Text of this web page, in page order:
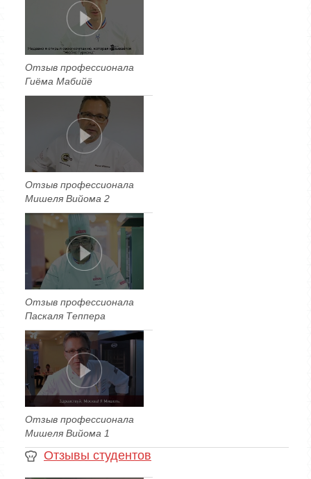
Отзыв профессионала
Гиёма Мабийё
Отзыв профессионала
Мишеля Вийома 2
Отзыв профессионала
Паскаля Теппера
Отзыв профессионала
Мишеля Вийома 1
Отзывы студентов